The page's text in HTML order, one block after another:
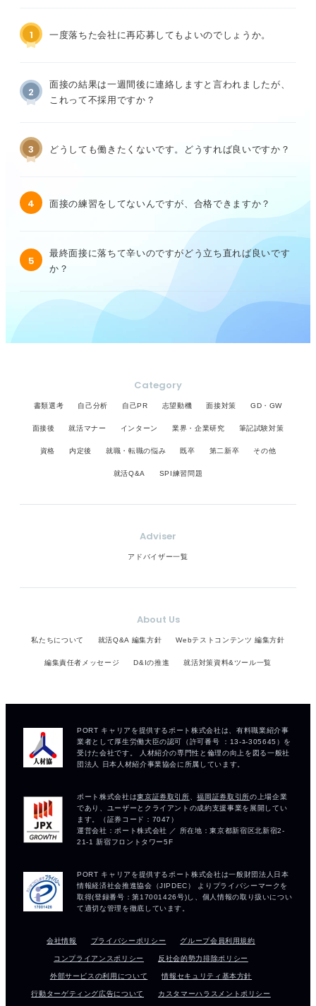
1 一度落ちた会社に再応募してもよいのでしょうか。
2
面接の結果は一週間後に連絡しますと言われましたが、
これって不採用ですか？
3 どうしても働きたくないです。どうすれば良いですか？
4 面接の練習をしてないんですが、合格できますか？
5
最終面接に落ちて辛いのですがどう立ち直れば良いです
か？
Category
書類選考 自己分析 自己PR 志望動機 面接対策 GD・GW
面接後 就活マナー インターン 業界・企業研究 筆記試験対策
資格 内定後 就職・転職の悩み 既卒 第二新卒 その他
就活Q&A SPI練習問題
Adviser
アドバイザー一覧
About Us
私たちについて 就活Q&A 編集方針 Webテストコンテンツ 編集方針
編集責任者メッセージ D&Iの推進 就活対策資料&ツール一覧
会社情報 プライバシーポリシー グループ会員利用規約
コンプライアンスポリシー 反社会的勢力排除ポリシー
外部サービスの利用について 情報セキュリティ基本方針
行動ターゲティング広告について カスタマーハラスメントポリシー